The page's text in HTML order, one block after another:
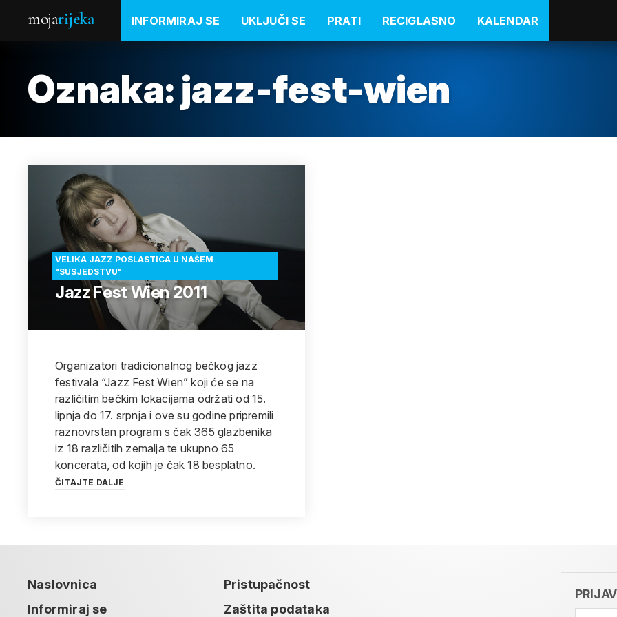
mojarijeka INFORMIRAJ SE UKLJUČI SE PRATI RECIGLASNO KALENDAR
Oznaka: jazz-fest-wien
VELIKA JAZZ POSLASTICA U NAŠEM
"SUSJEDSTVU"
Jazz Fest Wien 2011
Organizatori tradicionalnog bečkog jazz
festivala “Jazz Fest Wien” koji će se na
različitim bečkim lokacijama održati od 15.
lipnja do 17. srpnja i ove su godine pripremili
raznovrstan program s čak 365 glazbenika
iz 18 različitih zemalja te ukupno 65
koncerata, od kojih je čak 18 besplatno.
ČITAJTE DALJE
Naslovnica
Informiraj se
Pristupačnost
Zaštita podataka